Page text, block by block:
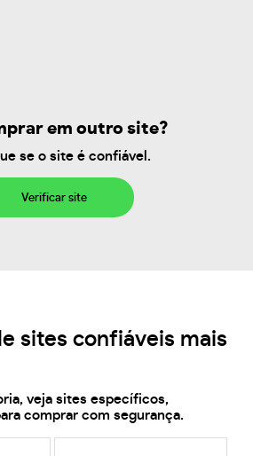
em outro site?
se o site é confiável.
Verificar site
sites confiáveis mais
veja sites específicos,
comprar com segurança.